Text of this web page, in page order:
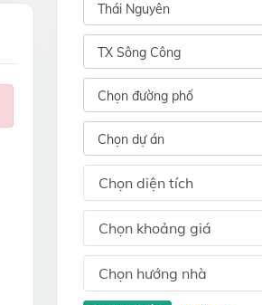
Thái Nguyên
TX Sông Công
Chọn đường phố
Chọn dự án